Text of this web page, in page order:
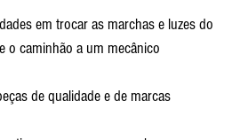
em trocar as marchas e luzes do
o caminhão a um mecânico
de qualidade e de marcas